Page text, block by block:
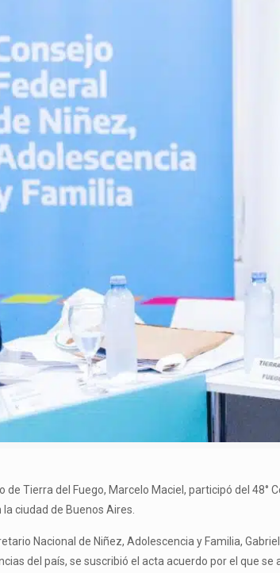
de Tierra del Fuego, Marcelo Maciel, participó del
ciudad de Buenos Aires.
Nacional de Niñez, Adolescencia y Familia,
del país, se suscribió el acta acuerdo por el que